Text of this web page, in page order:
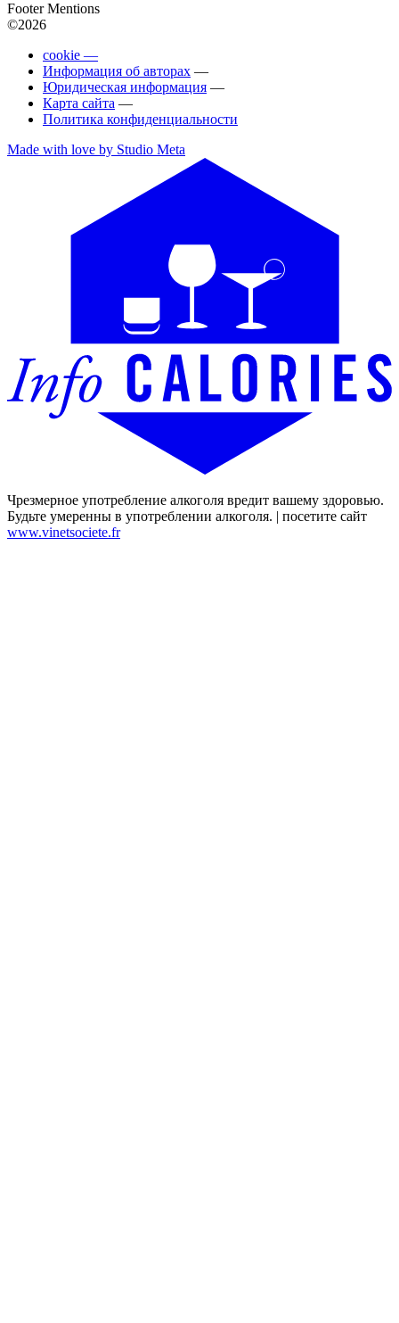
Footer Mentions
©2026
cookie —
Информация об авторах —
Юридическая информация —
Карта сайта —
Политика конфиденциальности
Made with love by Studio Meta
Чрезмерное употребление алкоголя вредит вашему здоровью.
Будьте умеренны в употреблении алкоголя. | посетите сайт
www.vinetsociete.fr